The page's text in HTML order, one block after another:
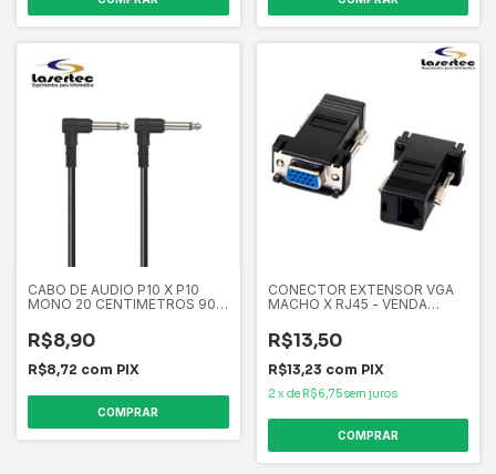
CABO DE AUDIO P10 X P10
MONO 20 CENTIMETROS 90
R$8,90
R$8,72 com PIX
CONECTOR EXTENSOR VGA
MACHO X RJ45 - VENDA
R$13,50
R$13,23 com PIX
2 x de R$6,75sem juros